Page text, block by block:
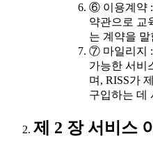
⑥ 이용계약 :
약관으로 교
는 계약을 말
⑦ 마일리지 :
가능한 서비
며, RISS가
구입하는 데
제 2 장 서비스